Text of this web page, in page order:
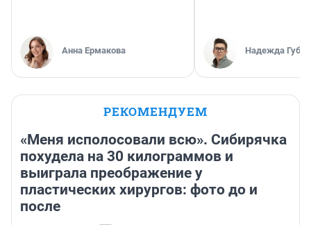
Анна Ермакова Надежда
РЕКОМЕНДУЕМ
«Меня исполосовали всю». Сибирячка
похудела на 30 килограммов и
выиграла преображение у
пластических хирургов: фото до и
после